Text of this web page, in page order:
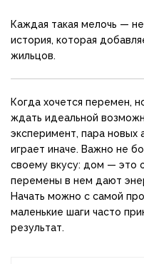
Каждая такая мелочь —
история, которая
жильцов.
Когда хочется перемен,
ждать идеальной
эксперимент, пара новых
играет иначе. Важно не
своему вкусу: дом — это
перемены в нем дают
Начать можно с самой
маленькие шаги часто
результат.